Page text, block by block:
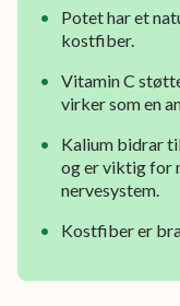
det
aller
meste,
men
ekstra
gode
Potet har et
kostfiber.
Vitamin C
virker som en
Kalium bidrar
og er viktig for
nervesystem.
Kostfiber er